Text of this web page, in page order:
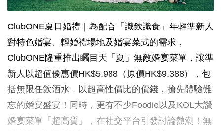
ClubONE夏日婚禮｜為配合「識飲識食」年輕準新人
對特色婚宴、輕婚禮場地及婚宴菜式的需求，
ClubONE隆重推出矚目天「夏」無敵婚宴菜單，讓準
新人以超值優惠價HK$5,988（原價HK$9,388），包
括無限任飲酒水，以超高性價比的價錢，搶先體驗難
忘的婚宴盛宴！同時，更有不少Foodie以及KOL大讚
婚宴菜單「超高質」，在社交平台引發討論熱潮！無